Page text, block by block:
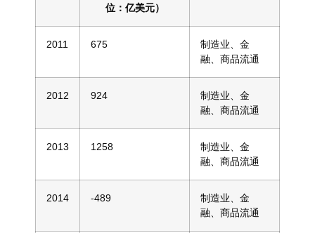
位：亿美元）
2011 675
制造业、金
融、商品流通
2012 924
制造业、金
融、商品流通
2013 1258
制造业、金
融、商品流通
2014 -489
制造业、金
融、商品流通